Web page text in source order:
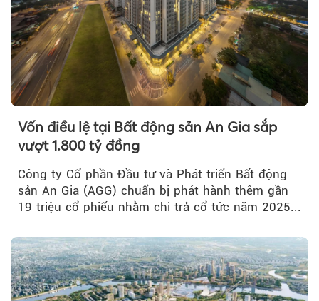
Vốn điều lệ tại Bất động sản An Gia sắp
vượt 1.800 tỷ đồng
Công ty Cổ phần Đầu tư và Phát triển Bất động
sản An Gia (AGG) chuẩn bị phát hành thêm gần
19 triệu cổ phiếu nhằm chi trả cổ tức năm 2025...